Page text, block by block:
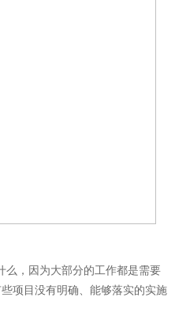
，因为大部分的工作都是需要
项目没有明确、能够落实的实施